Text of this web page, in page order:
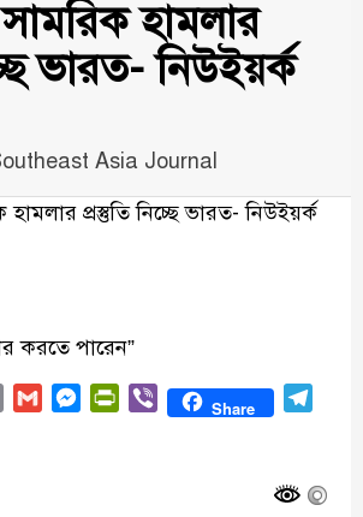
সামরিক হামলার
ভারত- নিউইয়র্ক
Asia Journal
করতে পারেন”
Copy
Gmail MessengerPrintFriendly
Viber Share